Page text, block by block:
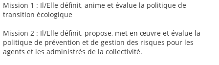
Mission 1 : Il/Elle définit, anime et évalue la politique de
transition écologique
Mission 2 : Il/Elle définit, propose, met en œuvre et évalue la
politique de prévention et de gestion des risques pour les
agents et les administrés de la collectivité.